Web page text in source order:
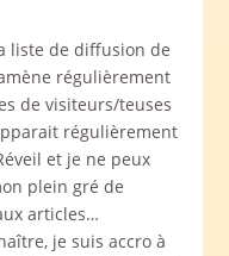
liste de diffusion de
régulièrement
de visiteurs/teuses
régulièrement
et je ne peux
plein gré de
articles…
je suis accro à